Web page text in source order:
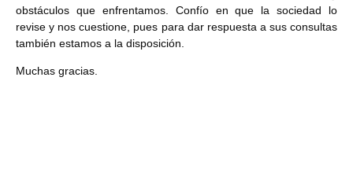
obstáculos que enfrentamos. Confío en que la sociedad lo
revise y nos cuestione, pues para dar respuesta a sus consultas
también estamos a la disposición.
Muchas gracias.